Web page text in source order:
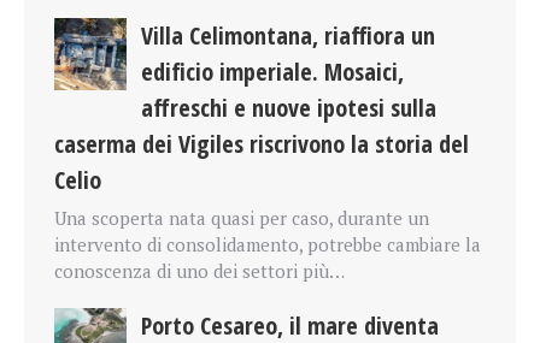
Villa Celimontana, riaffiora un
edificio imperiale. Mosaici,
affreschi e nuove ipotesi sulla
caserma dei Vigiles riscrivono la storia del
Celio
Una scoperta nata quasi per caso, durante un
intervento di consolidamento, potrebbe cambiare la
conoscenza di uno dei settori più…
Porto Cesareo, il mare diventa